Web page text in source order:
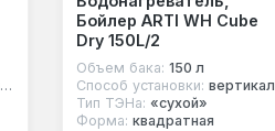
Бойлер ARTI WH Cube
Dry 150L/2
Объем бака: 150 л
Способ установки: вертикальный
Тип ТЭНа: «сухой»
Форма: квадратная